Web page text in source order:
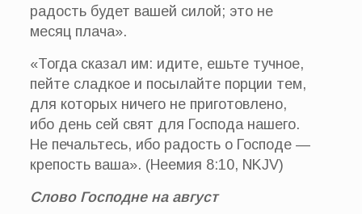
радость будет вашей силой; это не
месяц плача».
«Тогда сказал им: идите, ешьте тучное,
пейте сладкое и посылайте порции тем,
для которых ничего не приготовлено,
ибо день сей свят для Господа нашего.
Не печальтесь, ибо радость о Господе —
крепость ваша». (Неемия 8:10, NKJV)
Слово Господне на август